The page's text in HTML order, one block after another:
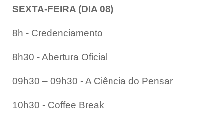
SEXTA-FEIRA (DIA 08)
8h - Credenciamento
8h30 - Abertura Oficial
09h30 – 09h30 - A Ciência do Pensar
10h30 - Coffee Break